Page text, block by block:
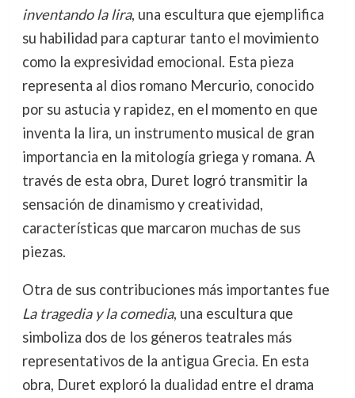
inventando la lira, una escultura que ejemplifica
su habilidad para capturar tanto el movimiento
como la expresividad emocional. Esta pieza
representa al dios romano Mercurio, conocido
por su astucia y rapidez, en el momento en que
inventa la lira, un instrumento musical de gran
importancia en la mitología griega y romana. A
través de esta obra, Duret logró transmitir la
sensación de dinamismo y creatividad,
características que marcaron muchas de sus
piezas.
Otra de sus contribuciones más importantes fue
La tragedia y la comedia, una escultura que
simboliza dos de los géneros teatrales más
representativos de la antigua Grecia. En esta
obra, Duret exploró la dualidad entre el drama